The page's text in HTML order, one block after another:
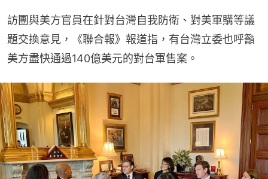
訪團與美方官員在針對台灣自我防衛、對美軍購等議
題交換意見，《聯合報》報道指，有台灣立委也呼籲
美方盡快通過140億美元的對台軍售案。